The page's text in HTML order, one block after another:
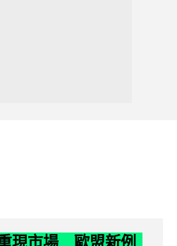
現市場 歐盟新例